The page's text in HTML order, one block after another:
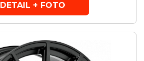
DETAIL + FOTO